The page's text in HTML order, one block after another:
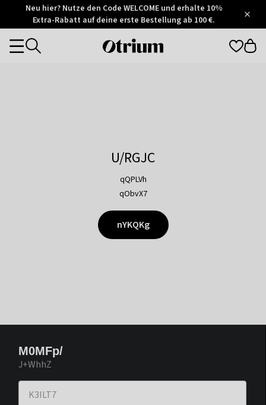
Otrium
Trustpilot
Neu hier? Nutze den Code WELCOME und erhalte 10%
Extra-Rabatt auf deine erste Bestellung ab 100 €.
Otrium
Categories
U/RGJC
qQPLVh
qObvX7
nYKQKg
M0MFp/
J+WhhZ